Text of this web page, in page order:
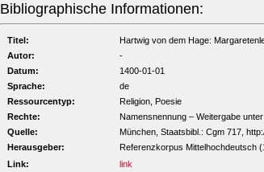
Bibliographische Informationen:
Titel:
Hartwig von dem Hage:
Autor:
-
Datum:
1400-01-01
Sprache:
de
Ressourcentyp:
Religion, Poesie
Rechte:
Namensnennung – Weitergabe
Quelle:
München, Staatsbibl.: Cgm 717,
Herausgeber:
Referenzkorpus Mittelhochdeutsch
Link:
link